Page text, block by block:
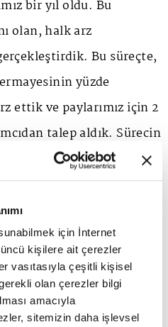
için İnternet
kişilere ait çerezler
vasıtasıyla çeşitli kişisel
olan çerezler bilgi
amacıyla
sitemizin daha işlevsel
bir yıl oldu. Bu
olan, halk arz
Bu süreçte,
yüzde
ettik ve paylarımız için 2
talep aldık. Sürecin
arz net büyüklüğü
TL olarak
kutladığımız 27
hisseleri Borsa
başladı. Kaleseramik
ile birlikte bugün
yeni başarılar için çok